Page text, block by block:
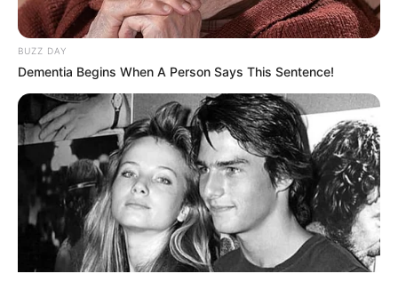
ΤΑΥΤΟΤΗΤΑ ΚΑΙ ΕΠΙΚΟΙΝΩΝΙΑ
© 2025 EVIANEWS του Γιώργου Κουτσελίνη
BUZZ DAY
Dementia Begins When A Person Says This Sentence!